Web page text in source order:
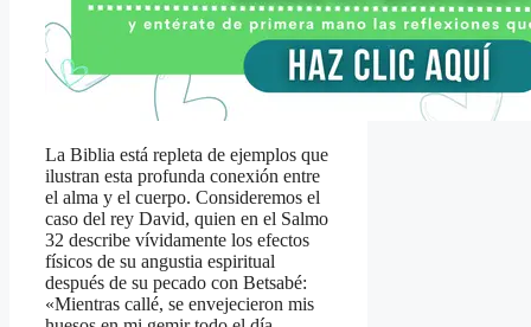
La Biblia está repleta de ejemplos que
ilustran esta profunda conexión entre
el alma y el cuerpo. Consideremos el
caso del rey David, quien en el Salmo
32 describe vívidamente los efectos
físicos de su angustia espiritual
después de su pecado con Betsabé:
«Mientras callé, se envejecieron mis